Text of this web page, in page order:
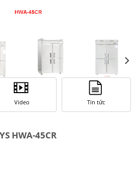
Video Tin tức
HWA-45CR